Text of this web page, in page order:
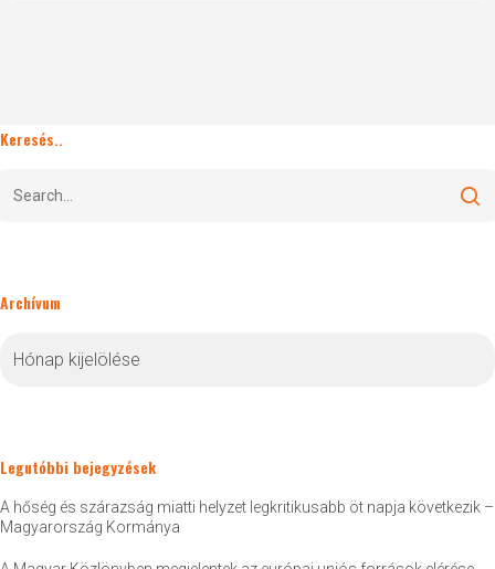
Keresés..
Archívum
Legutóbbi bejegyzések
A hőség és szárazság miatti helyzet legkritikusabb öt napja következik –
Magyarország Kormánya